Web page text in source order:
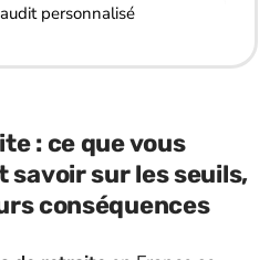
personnalisé
: ce que vous
savoir sur les seuils,
conséquences